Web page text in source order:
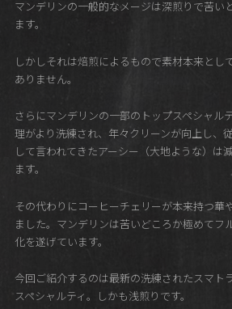
マンデリンの一般的なメージは深煎りで苦い
ます。
しかしそれは焙煎によるもので素材本来とし
ありません。
さらにマンデリンの一部のトップスペシャル
理がより洗練され、年々クリーンが向上し、
して言われてきたアーシー（大地ような）は
ます。
その代わりにコーヒーチェリーが本来持つ華
ました。マンデリンは苦いどころか極めてフ
化を遂げています。
今回ご紹介するのは最新の洗練されたスマト
スペシャルティ。しかも浅煎りです。